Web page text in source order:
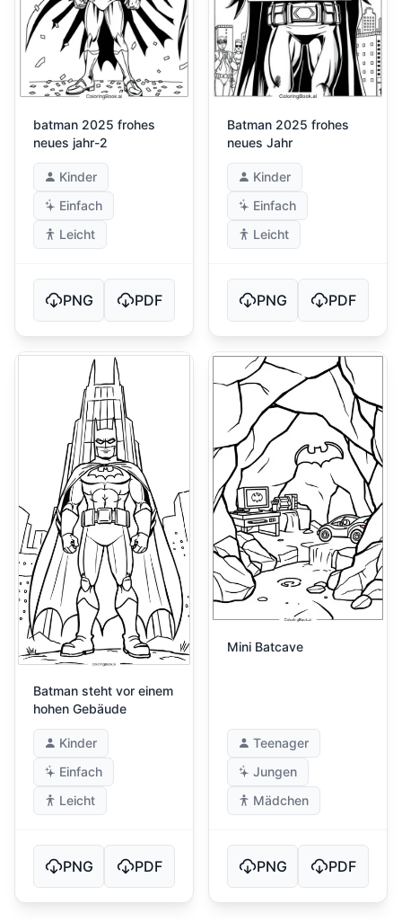
batman 2025 frohes
neues jahr-2
Kinder
Einfach
Leicht
PNG PDF
Batman 2025 frohes
neues Jahr
Kinder
Einfach
Leicht
PNG PDF
Batman steht vor einem
hohen Gebäude
Kinder
Einfach
Leicht
PNG PDF
Mini Batcave
Teenager
Jungen
Mädchen
PNG PDF